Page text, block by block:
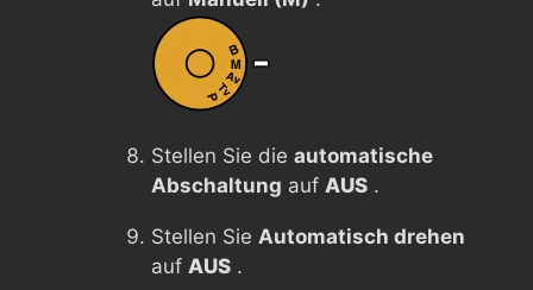
Stellen Sie die automatische
Abschaltung auf AUS .
Stellen Sie Automatisch drehen
auf AUS .